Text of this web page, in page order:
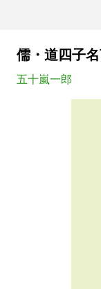
儒・道四子
五十嵐一郎